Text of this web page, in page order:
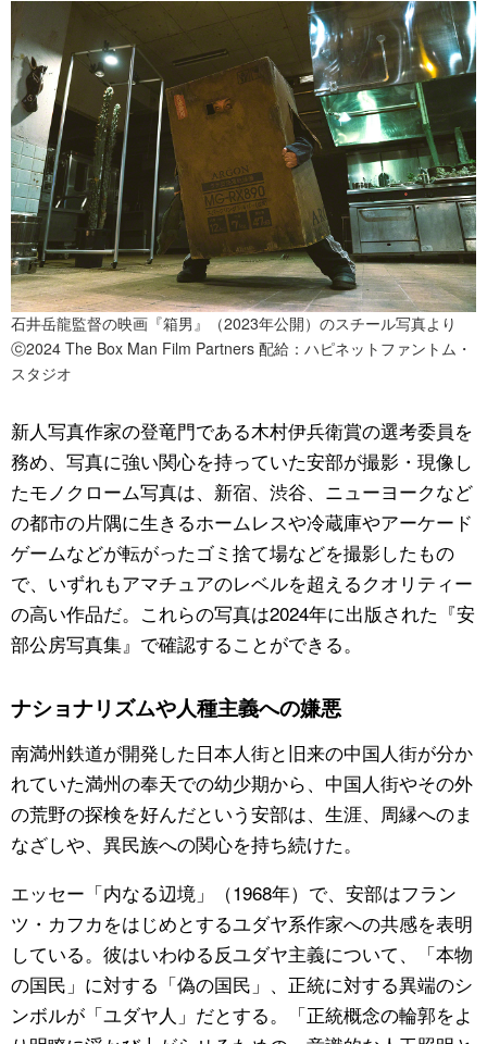
石井岳龍監督の映画『箱男』（2023年公開）のスチール写真より
ⓒ2024 The Box Man Film Partners 配給：ハピネットファントム・
スタジオ
新人写真作家の登竜門である木村伊兵衛賞の選考委員を
務め、写真に強い関心を持っていた安部が撮影・現像し
たモノクローム写真は、新宿、渋谷、ニューヨークなど
の都市の片隅に生きるホームレスや冷蔵庫やアーケード
ゲームなどが転がったゴミ捨て場などを撮影したもの
で、いずれもアマチュアのレベルを超えるクオリティー
の高い作品だ。これらの写真は2024年に出版された『安
部公房写真集』で確認することができる。
ナショナリズムや人種主義への嫌悪
南満州鉄道が開発した日本人街と旧来の中国人街が分か
れていた満州の奉天での幼少期から、中国人街やその外
の荒野の探検を好んだという安部は、生涯、周縁へのま
なざしや、異民族への関心を持ち続けた。
エッセー「内なる辺境」（1968年）で、安部はフラン
ツ・カフカをはじめとするユダヤ系作家への共感を表明
している。彼はいわゆる反ユダヤ主義について、「本物
の国民」に対する「偽の国民」、正統に対する異端のシ
ンボルが「ユダヤ人」だとする。「正統概念の輪郭をよ